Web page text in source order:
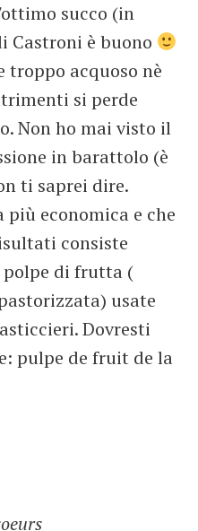
succo (in
Castroni è buono
troppo acquoso nè
si perde
Non ho mai visto il
in barattolo (è
ti saprei dire.
economica e che
consiste
polpe di frutta (
usate
Dovresti
pulpe de fruit de la